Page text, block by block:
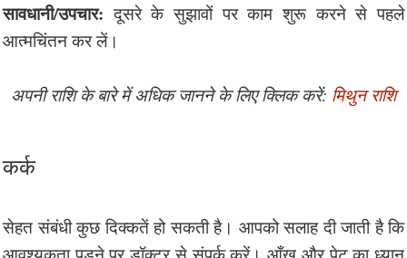
सावधानी/उपचार: दूसरे के सुझावों पर काम शुरू करने से पहले
आत्मचिंतन कर लें।
अपनी राशि के बारे में अधिक जानने के लिए क्लिक करें: मिथुन राशि
कर्क
सेहत संबंधी कुछ दिक्कतें हो सकती है। आपको सलाह दी जाती है कि